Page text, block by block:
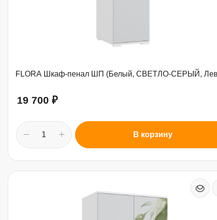
FLORA Шкаф-пенал ШП (Белый, СВЕТЛО-СЕРЫЙ,
19 700 ₽
В корзину